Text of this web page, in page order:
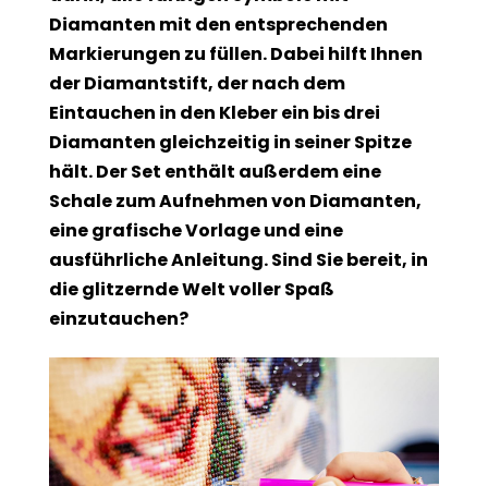
Diamanten mit den entsprechenden
Markierungen zu füllen. Dabei hilft Ihnen
der Diamantstift, der nach dem
Eintauchen in den Kleber ein bis drei
Diamanten gleichzeitig in seiner Spitze
hält. Der Set enthält außerdem eine
Schale zum Aufnehmen von Diamanten,
eine grafische Vorlage und eine
ausführliche Anleitung. Sind Sie bereit, in
die glitzernde Welt voller Spaß
einzutauchen?